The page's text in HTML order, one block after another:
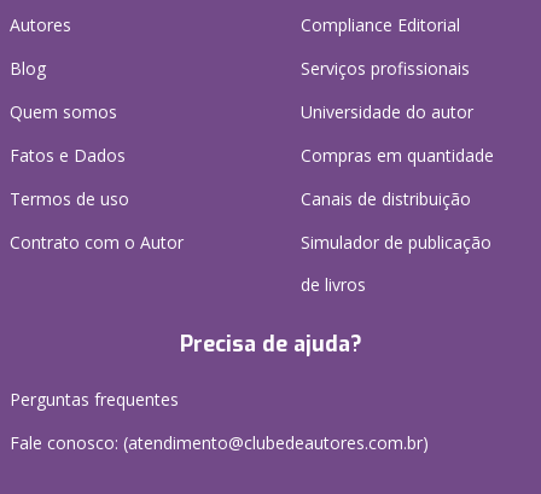
Autores
Blog
Quem somos
Fatos e Dados
Termos de uso
Contrato com o Autor
Compliance Editorial
Serviços profissionais
Universidade do autor
Compras em quantidade
Canais de distribuição
Simulador de publicação
de livros
Precisa de ajuda?
Perguntas frequentes
Fale conosco: (atendimento@clubedeautores.com.br)